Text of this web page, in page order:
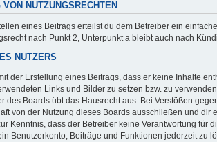
NUTZUNGSRECHTEN
eines Beitrags erteilst du dem Betreiber ein
nach Punkt 2, Unterpunkt a bleibt auch nach
NUTZERS
der Erstellung eines Beitrags, dass er keine Inhalte
Links und Bilder zu setzen bzw. zu
des Boards übt das Hausrecht aus. Bei Verstößen
von der Nutzung dieses Boards ausschließen und dir
Kenntnis, dass der Betreiber keine Verantwortung für
Benutzerkonto, Beiträge und Funktionen jederzeit zu